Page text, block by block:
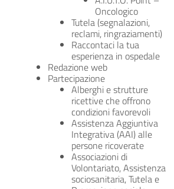
Oncologico
Tutela (segnalazioni,
reclami, ringraziamenti)
Raccontaci la tua
esperienza in ospedale
Redazione web
Partecipazione
Alberghi e strutture
ricettive che offrono
condizioni favorevoli
Assistenza Aggiuntiva
Integrativa (AAI) alle
persone ricoverate
Associazioni di
Volontariato, Assistenza
sociosanitaria, Tutela e